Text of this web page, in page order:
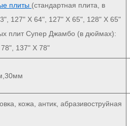
плиты (стандартная плита, в
127" X 64", 127" X 65", 128" X 65"
плит Супер Джамбо (в дюймах):
137" X 78"
кожа, антик, абразивоструйная